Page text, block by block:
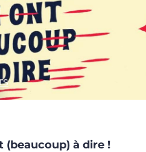
(beaucoup) à dire !